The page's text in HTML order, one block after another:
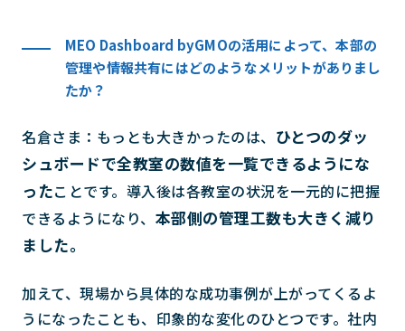
MEO Dashboard byGMOの活用によって、本部の
管理や情報共有にはどのようなメリットがありまし
たか？
名倉さま：もっとも大きかったのは、 ひとつのダッ
シュボードで全教室の数値を一覧できるようにな
ったことです。導入後は各教室の状況を一元的に把握
できるようになり、 本部側の管理工数も大きく減り
ました。
加えて、現場から具体的な成功事例が上がってくるよ
うになったことも、印象的な変化のひとつです。社内